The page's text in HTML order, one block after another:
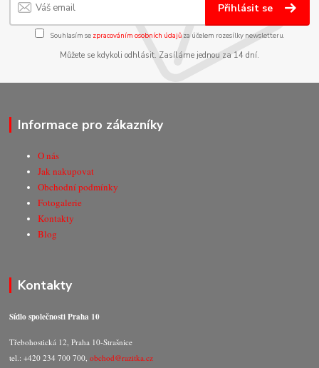
Přihlásit se
Souhlasím se zpracováním osobních údajůza účelem rozesílky newsletteru.
Můžete se kdykoli odhlásit. Zasíláme jednou za 14 dní.
Informace pro zákazníky
O nás
Jak nakupovat
Obchodní podmínky
Fotogalerie
Kontakty
Blog
Kontakty
Sídlo společnosti Praha 10
Třebohostická 12, Praha 10-Strašnice
tel.: +420 234 700 700,obchod@razitka.cz